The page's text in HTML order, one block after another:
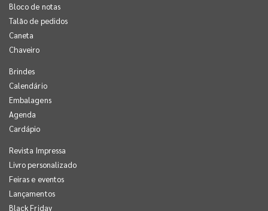
Bloco de notas
Talão de pedidos
Caneta
Chaveiro
Brindes
Calendário
Embalagens
Agenda
Cardápio
Revista Impressa
Livro personalizado
Feiras e eventos
Lançamentos
Black Friday